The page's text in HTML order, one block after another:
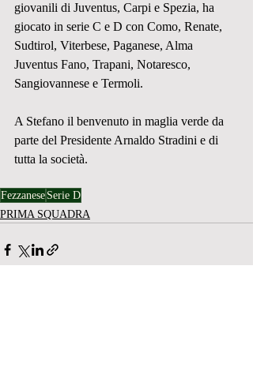
giovanili di Juventus, Carpi e Spezia, ha
giocato in serie C e D con Como, Renate,
Sudtirol, Viterbese, Paganese, Alma
Juventus Fano, Trapani, Notaresco,
Sangiovannese e Termoli.
A Stefano il benvenuto in maglia verde da
parte del Presidente Arnaldo Stradini e di
tutta la società.
Fezzanese Serie D
PRIMA SQUADRA